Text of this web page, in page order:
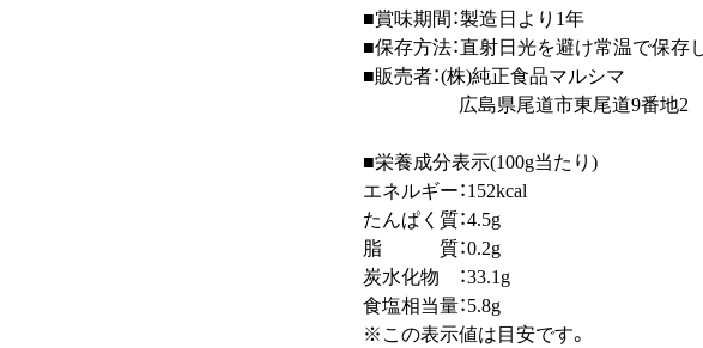
■賞味期間：製造日より1年
■保存方法：直射日光を避け常温で
■販売者：(株)純正食品マルシマ
広島県尾道市東尾道9番
■栄養成分表示(100g当たり)
エネルギー：152kcal
たんぱく質：4.5g
脂 質：0.2g
炭水化物 ：33.1g
食塩相当量：5.8g
※この表示値は目安です。